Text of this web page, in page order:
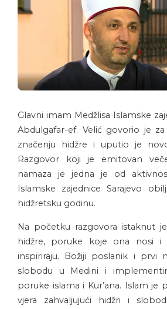
Glavni imam Medžlisa Islamske
Abdulgafar-ef. Velić govorio je
značenju hidžre i uputio je
Razgovor koji je emitovan
namaza je jedna je od
Islamske zajednice Sarajevo
hidžretsku godinu.
Na početku razgovora istaknut
hidžre, poruke koje ona nosi i
inspiriraju. Božiji poslanik i prvi
slobodu u Medini i
poruke islama i Kur’ana. Islam je
vjera zahvaljujući hidžri i